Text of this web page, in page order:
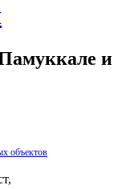
и
объектов